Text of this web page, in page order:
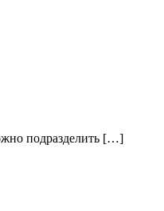
подразделить […]